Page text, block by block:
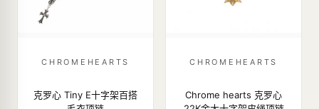
CHROMEHEARTS
克罗心 Tiny E十字架百搭
CHROMEHEARTS
Chrome hearts 克罗心